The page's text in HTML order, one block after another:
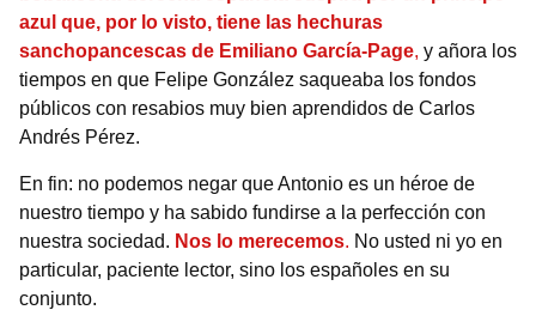
azul que, por lo visto, tiene las hechuras
sanchopancescas de Emiliano García-Page, y añora los
tiempos en que Felipe González saqueaba los fondos
públicos con resabios muy bien aprendidos de Carlos
Andrés Pérez.
En fin: no podemos negar que Antonio es un héroe de
nuestro tiempo y ha sabido fundirse a la perfección con
nuestra sociedad. Nos lo merecemos. No usted ni yo en
particular, paciente lector, sino los españoles en su
conjunto.